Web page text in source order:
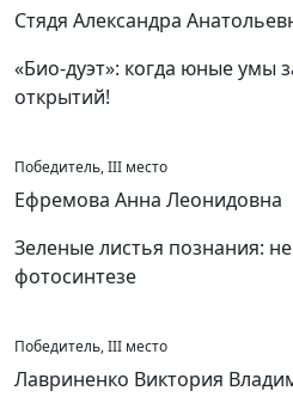
Стядя Александра
«Био-дуэт»: когда юные умы
открытий!
Победитель, III место
Ефремова Анна Леонидовна
Зеленые листья познания:
фотосинтезе
Победитель, III место
Лавриненко Виктория